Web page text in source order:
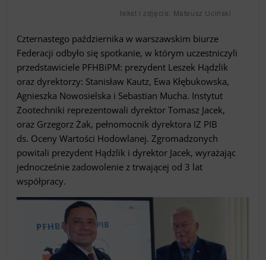
tekst i zdjęcia: Mateusz Uciński
Czternastego października w warszawskim biurze
Federacji odbyło się spotkanie, w którym uczestniczyli
przedstawiciele PFHBiPM: prezydent Leszek Hądzlik
oraz dyrektorzy: Stanisław Kautz, Ewa Kłębukowska,
Agnieszka Nowosielska i Sebastian Mucha. Instytut
Zootechniki reprezentowali dyrektor Tomasz Jacek,
oraz Grzegorz Żak, pełnomocnik dyrektora IZ PIB
ds. Oceny Wartości Hodowlanej. Zgromadzonych
powitali prezydent Hądzlik i dyrektor Jacek, wyrażając
jednocześnie zadowolenie z trwającej od 3 lat
współpracy.